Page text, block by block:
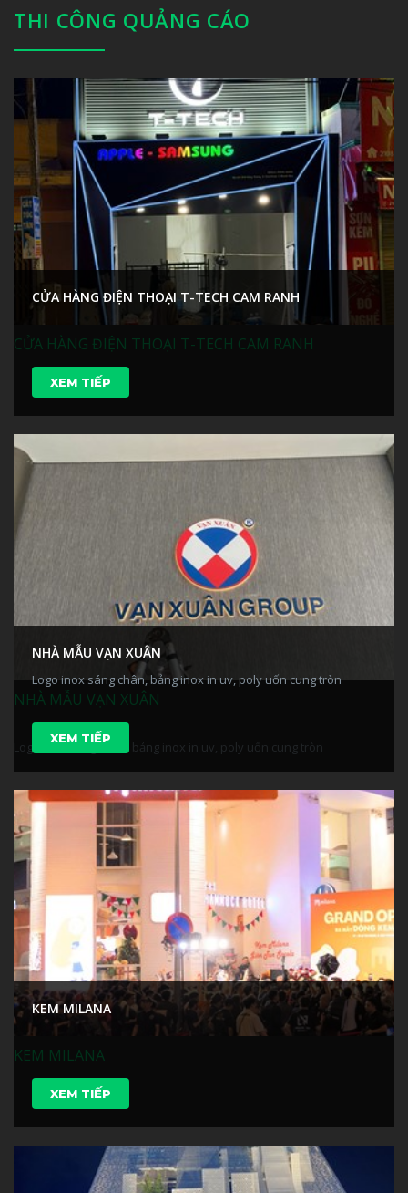
THI CÔNG QUẢNG CÁO
CỬA HÀNG ĐIỆN THOẠI T-TECH CAM RANH
XEM TIẾP
CỬA HÀNG ĐIỆN THOẠI T-TECH CAM RANH
NHÀ MẪU VẠN XUÂN
Logo inox sáng chân, bảng inox in uv, poly uốn cung tròn
XEM TIẾP
NHÀ MẪU VẠN XUÂN
Logo inox sáng chân, bảng inox in uv, poly uốn cung tròn
KEM MILANA
XEM TIẾP
KEM MILANA